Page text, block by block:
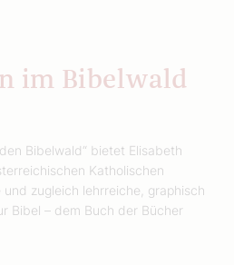
im Bibelwald
Bibelwald“ bietet Elisabeth
Katholischen
zugleich lehrreiche, graphisch
Bibel – dem Buch der Bücher